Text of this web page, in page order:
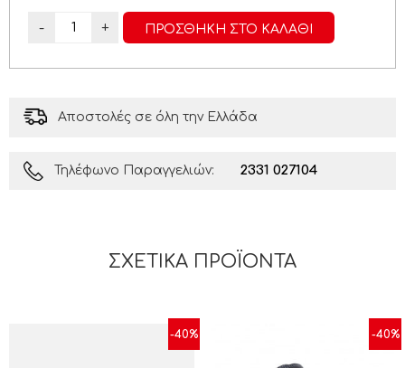
- + ΠΡΟΣΘΉΚΗ ΣΤΟ ΚΑΛΆΘΙ
Αποστολές σε όλη την Ελλάδα
Τηλέφωνο Παραγγελιών: 2331 027104
ΣΧΕΤΙΚΆ ΠΡΟΪΌΝΤΑ
-40% -40%